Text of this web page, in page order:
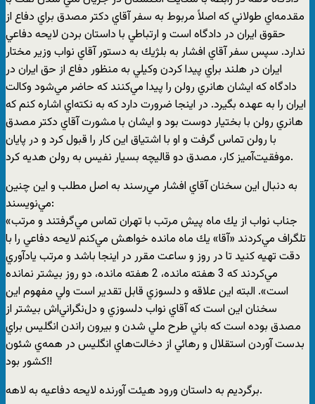
مقدمه‌اي طولاني كه اصلاً مربوط به سفر آقاي دكتر مصدق براي دفاع از
حقوق ايران در دادگاه است و ارتباطي با داستان بردن لايحه دفاعي
ندارد. سپس سفر آقاي افشار به بلژيك به دستور آقاي نواب وزير مختار
ايران در هلند براي پيدا كردن وكيلي به منظور دفاع از حق ايران در
دادگاه كه ايشان هانري رولن را پيدا مي‌كنند كه حاضر مي‌شود وكالت
ايران را به عهده بگيرد. در اينجا ضرورت دارد كه به نكته‌اي اشاره كنم كه
هانري رولن با بختيار دوست بود و ايشان با مشورت آقاي دكتر مصدق
با رولن تماس گرفت و او با اشتياق اين كار را قبول كرد و در پايان
موفقيت‌آميز كار، مصدق دو قاليچه بسيار نفيس به رولن هديه كرد.
به دنبال اين سخنان آقاي افشار مي‌رسند به اصل مطلب و اين چنين
مي‌نويسند:
«جناب نواب از يك ماه پيش مرتب با تهران تماس مي‌گرفتند و مرتب
تلگراف مي‌كردند «آقا» يك ماه مانده خواهش مي‌كنم لايحه دفاعي را با
دقت تهيه كنيد تا در روز و ساعت مقرر در اينجا باشد و مرتب يادآوري
مي‌كردند كه 3 هفته مانده، 2 هفته مانده، دو روز بيشتر نمانده
است». البته اين علاقه و دلسوزي قابل تقدير است ولي مفهوم اين
سخنان اين است كه آقاي نواب دلسوزي و دل‌نگراني‌اش بيشتر از
مصدق بوده است كه باني طرح ملي شدن و بيرون راندن انگليس براي
بدست آوردن استقلال و رهائي از دخالت‌هاي انگليس در همه‌ي شئون
كشور بود!!
برگرديم به داستان ورود هيئت آورنده لايحه دفاعيه به لاهه.